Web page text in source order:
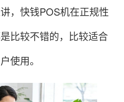
，快钱POS机在正规性
比较不错的，比较适合
使用。